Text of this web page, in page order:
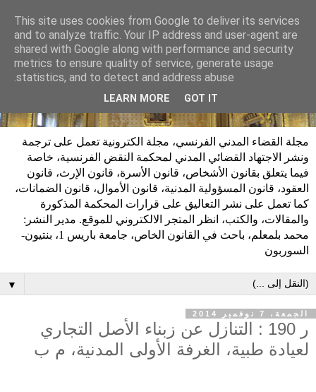
مجلة القضاء المدني الفرنسي، مجلة الكترونية تعمل على ترجمة
ونشر الاجتهاد القضائي المدني لمحكمة النقض الفرنسية، خاصة
فيما يتعلق بقانون الأشخاص، قانون الأسرة، قانون الإرث، قانون
العقود، قانون المسؤولية المدنية، قانون الأموال، قانون الضمانات،
كما تعمل على نشر التعاليق على قرارات المحكمة المذكورة
والمقالات، والكتب، انظر المتجر الالكتروني للموقع. مدير النشر:
محمد بلمعلم، باحث في القانون الخاص، جامعة باريس 1، بنتيون-
السوربون
▼
الجمعة، 7 نوفمبر 2014
ر 190 : التنازل عن زبناء الأصل التجاري
لعيادة طبية، الغرفة الأولى المدنية، م ب
This site uses cookies from Google to deliver its services
and to analyze traffic. Your IP address and user-agent are
shared with Google along with performance and security
metrics to ensure quality of service, generate usage
statistics, and to detect and address abuse.
LEARN MORE GOT IT